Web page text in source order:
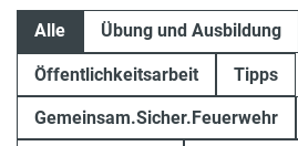
Alle Übung und Ausbildung
Öffentlichkeitsarbeit Tipps
Gemeinsam.Sicher.Feuerwehr